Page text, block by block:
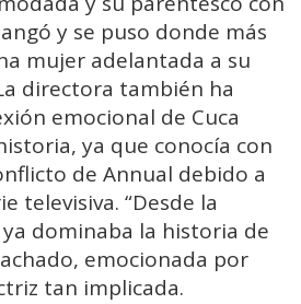
y se puso donde más
mujer adelantada a su
directora también ha
emocional de Cuca
ya que conocía con
de Annual debido a
televisiva. “Desde la
dominaba la historia de
emocionada por
tan implicada.